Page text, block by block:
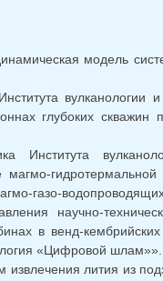
модель
глубоких
Института
магмо-
газо-
научно-
в венд-
«Цифровой шлам»».
лития из